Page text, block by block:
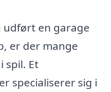
udført en garage
er der mange
spil. Et
specialiserer sig i